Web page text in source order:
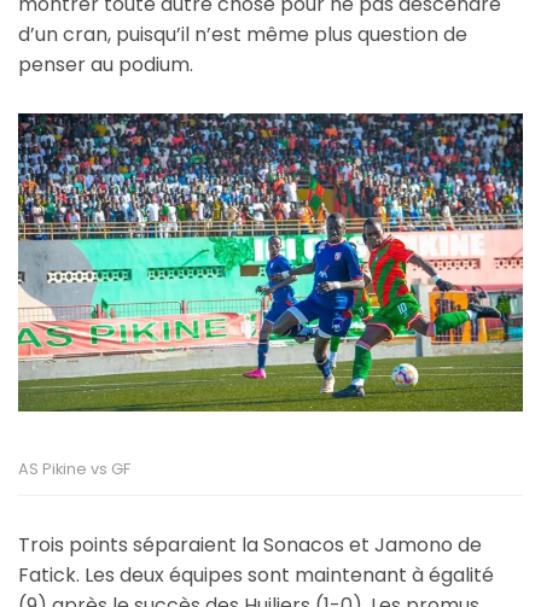
d’un cran, puisqu’il n’est même plus question de
penser au podium.
AS Pikine vs GF
Trois points séparaient la Sonacos et Jamono de
Fatick. Les deux équipes sont maintenant à égalité